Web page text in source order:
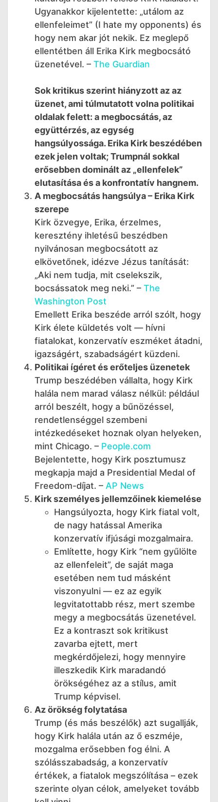
Ugyanakkor kijelentette: „utálom az
ellenfeleimet” (I hate my opponents) és
hogy nem akar jót nekik. Ez meglepő
ellentétben áll Erika Kirk megbocsátó
üzenetével. – The Guardian
Sok kritikus szerint hiányzott az az
üzenet, ami túlmutatott volna politikai
oldalak felett: a megbocsátás, az
együttérzés, az egység
hangsúlyossága. Erika Kirk beszédében
ezek jelen voltak; Trumpnál sokkal
erősebben dominált az „ellenfelek”
elutasítása és a konfrontatív hangnem.
A megbocsátás hangsúlya – Erika Kirk
szerepe
Kirk özvegye, Erika, érzelmes,
keresztény ihletésű beszédben
nyilvánosan megbocsátott az
elkövetőnek, idézve Jézus tanítását:
„Aki nem tudja, mit cselekszik,
bocsássatok meg neki.” – The
Washington Post
Emellett Erika beszéde arról szólt, hogy
Kirk élete küldetés volt — hívni
fiatalokat, konzervatív eszméket átadni,
igazságért, szabadságért küzdeni.
Politikai ígéret és erőteljes üzenetek
Trump beszédében vállalta, hogy Kirk
halála nem marad válasz nélkül: például
arról beszélt, hogy a bűnözéssel,
rendetlenséggel szembeni
intézkedéseket hoznak olyan helyeken,
mint Chicago. – People.com
Bejelentette, hogy Kirk posztumusz
megkapja majd a Presidential Medal of
Freedom-díjat. – AP News
Kirk személyes jellemzőinek kiemelése
Hangsúlyozta, hogy Kirk fiatal volt,
de nagy hatással Amerika
konzervatív ifjúsági mozgalmaira.
Említette, hogy Kirk “nem gyűlölte
az ellenfeleit”, de saját maga
esetében nem tud másként
viszonyulni — ez az egyik
legvitatottabb rész, mert szembe
megy a megbocsátás üzenetével.
Ez a kontraszt sok kritikust
zavarba ejtett, mert
megkérdőjelezi, hogy mennyire
illeszkedik Kirk maradandó
örökségéhez az a stílus, amit
Trump képvisel.
Az örökség folytatása
Trump (és más beszélők) azt sugallják,
hogy Kirk halála után az ő eszméje,
mozgalma erősebben fog élni. A
szólásszabadság, a konzervatív
értékek, a fiatalok megszólítása – ezek
szerinte olyan célok, amelyeket tovább